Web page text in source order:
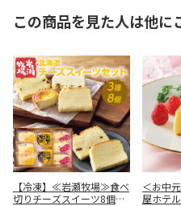
この商品を見た人は他に
【冷凍】≪岩瀬牧場≫食べ
切りチーズスイーツ8個セ
＜お中
屋ホテ